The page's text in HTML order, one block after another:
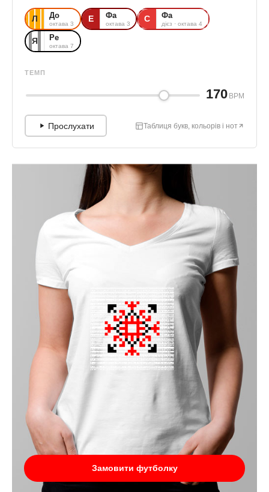
Замовити футболку
Л До
октава 3 Е Фа
октава 3 С Фа
дієз · октава 4
Я Ре
октава 7
ТЕМП
170 BPM
Прослухати Таблиця букв, кольорів і нот